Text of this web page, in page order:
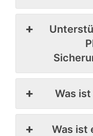
Was
Was ist